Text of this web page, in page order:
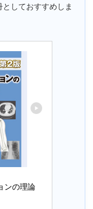
しておすすめしま
ンの理論